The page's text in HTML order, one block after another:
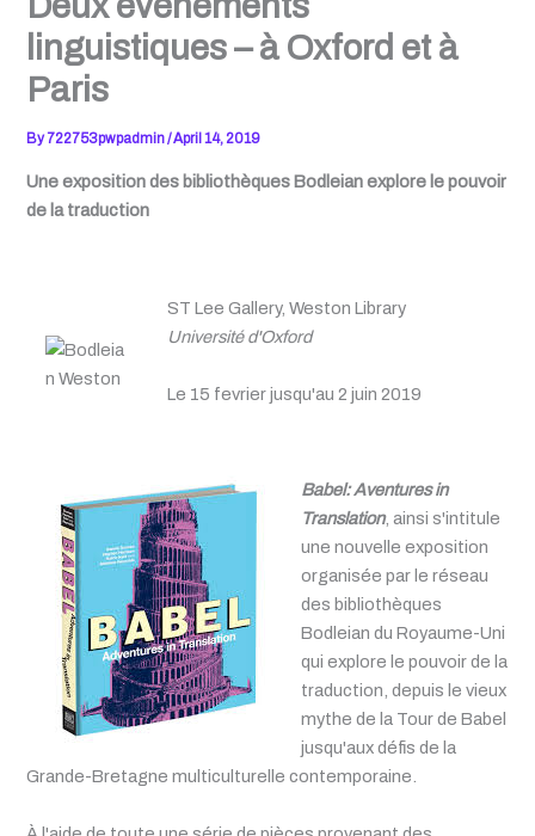
linguistiques – à Oxford et à
Paris
By 722753pwpadmin/April 14, 2019
Une exposition des bibliothèques Bodleian explore le pouvoir
de la traduction
ST Lee Gallery, Weston Library
Université d'Oxford
Le 15 fevrier jusqu'au 2 juin 2019
Babel: Aventures in
Translation, ainsi s'intitule
une nouvelle exposition
organisée par le réseau
des bibliothèques
Bodleian du Royaume-Uni
qui explore le pouvoir de la
traduction, depuis le vieux
mythe de la Tour de Babel
jusqu'aux défis de la
Grande-Bretagne multiculturelle contemporaine.